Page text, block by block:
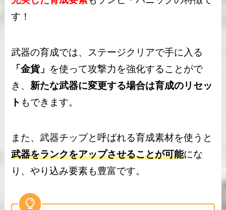
す！
武器の育成では、ステージクリアで手に入る
「金貨」 を使って攻撃力を強化することがで
き、 新たな武器に変更する場合は育成のリセッ
ト もできます。
また、武器チップと呼ばれる育成素材を使うと
武器をランクをアップさせることが可能にな
り、やり込み要素も豊富です。